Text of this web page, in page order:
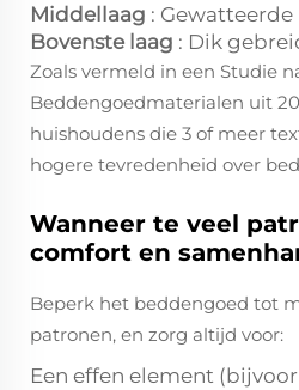
Middellaag :
Bovenste laag : Dik
Zoals vermeld in een Studie
Beddengoedmaterialen uit
huishoudens die 3 of meer
hogere tevredenheid over
Wanneer te veel
comfort en
Beperk het beddengoed tot
patronen, en zorg altijd voor:
Een effen element